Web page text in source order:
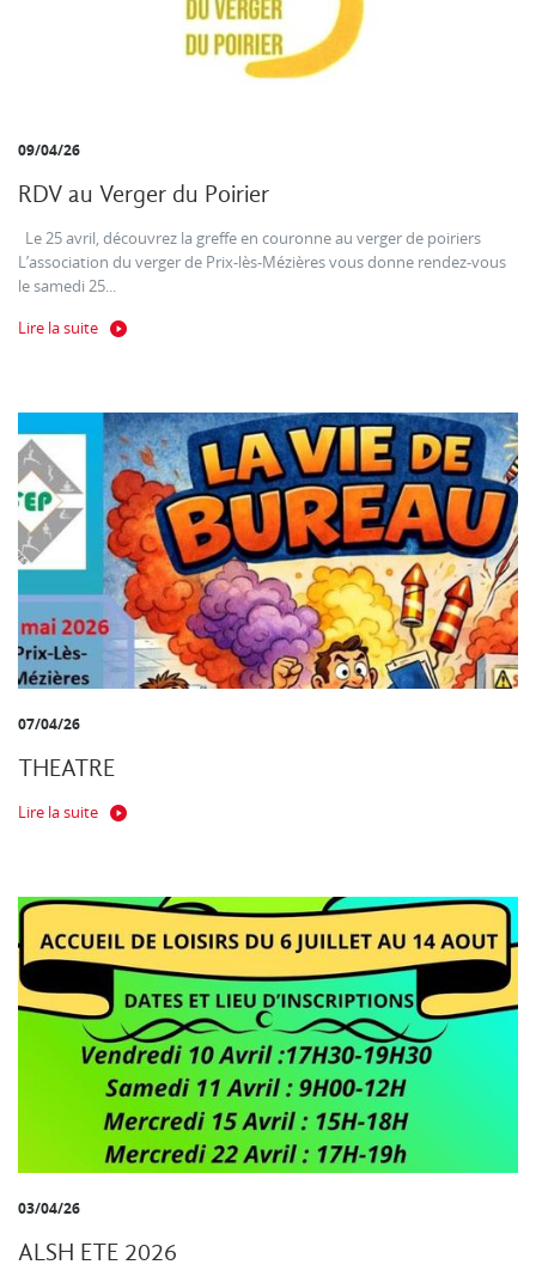
09/04/26
RDV au Verger du Poirier
Le 25 avril, découvrez la greffe en couronne au verger de poiriers
L’association du verger de Prix-lès-Mézières vous donne rendez-vous
le samedi 25...
Lire la suite
07/04/26
THEATRE
Lire la suite
03/04/26
ALSH ETE 2026